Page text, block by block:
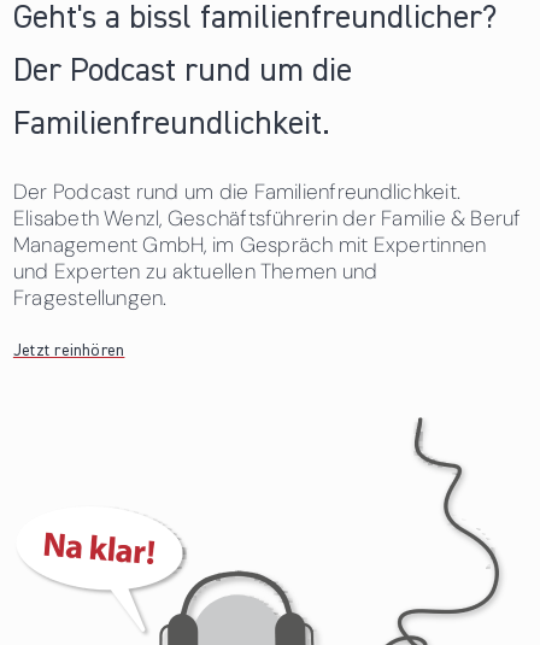
Geht's a bissl familienfreundlicher?
Der Podcast rund um die
Familienfreundlichkeit.
Der Podcast rund um die Familienfreundlichkeit.
Elisabeth Wenzl, Geschäftsführerin der Familie & Beruf
Management GmbH, im Gespräch mit Expertinnen
und Experten zu aktuellen Themen und
Fragestellungen.
Jetzt reinhören